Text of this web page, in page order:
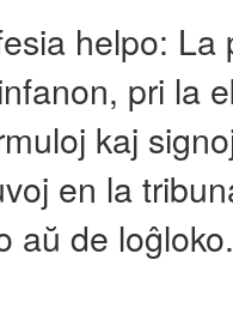
helpo: La
pri la
kaj
en la
aŭ de loĝloko.